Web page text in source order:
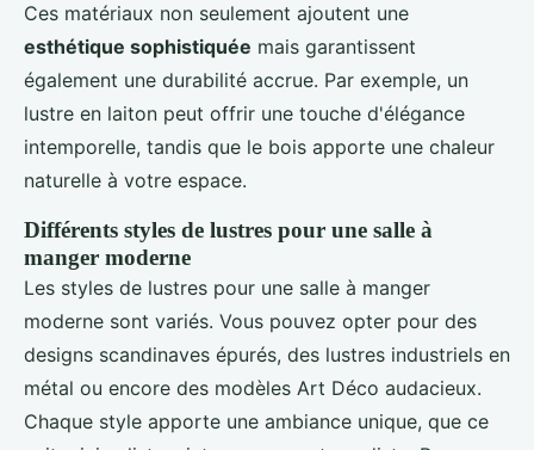
Ces matériaux non seulement ajoutent une
esthétique sophistiquée mais garantissent
également une durabilité accrue. Par exemple, un
lustre en laiton peut offrir une touche d'élégance
intemporelle, tandis que le bois apporte une chaleur
naturelle à votre espace.
Différents styles de lustres pour une salle à
manger moderne
Les styles de lustres pour une salle à manger
moderne sont variés. Vous pouvez opter pour des
designs scandinaves épurés, des lustres industriels en
métal ou encore des modèles Art Déco audacieux.
Chaque style apporte une ambiance unique, que ce